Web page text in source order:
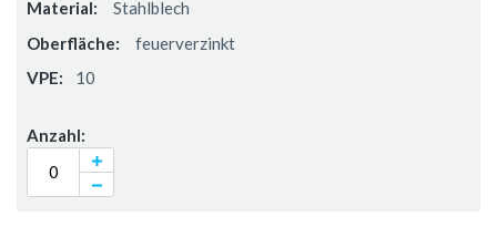
Stahlblech
feuerverzinkt
10